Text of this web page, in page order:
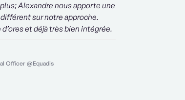
Alexandre nous apporte une
sur notre approche.
et déjà très bien intégrée.
Officer @Equadis